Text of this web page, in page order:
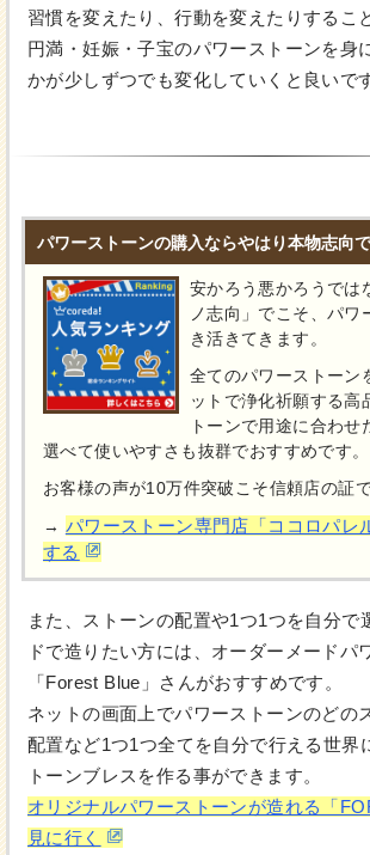
習慣を変えたり、行動を変えたりするこ
円満・妊娠・子宝のパワーストーンを身
かが少しずつでも変化していくと良いで
パワーストーンの購入ならやはり本物志向で
安かろう悪かろうでは
ノ志向」でこそ、パワ
き活きてきます。
全てのパワーストーン
ットで浄化祈願する高
トーンで用途に合わせ
選べて使いやすさも抜群でおすすめです。
お客様の声が10万件突破こそ信頼店の証で
→ パワーストーン専門店「ココロパレ
する
また、ストーンの配置や1つ1つを自分で
ドで造りたい方には、オーダーメードパ
「Forest Blue」さんがおすすめです。
ネットの画面上でパワーストーンのどの
配置など1つ1つ全てを自分で行える世界
トーンブレスを作る事ができます。
オリジナルパワーストーンが造れる「
見に行く